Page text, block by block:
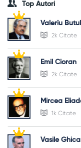
Top Autori
Valeriu
2k Citate
Emil Cioran
2k Citate
Mircea
1k Citate
Vasile Ghica